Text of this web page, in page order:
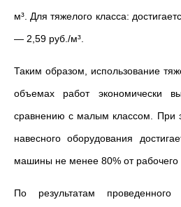
м³. Для тяжелого класса:
— 2,59 руб./м³.
Таким образом, использование
объемах работ экономически
сравнению с малым классом. При
навесного оборудования
машины не менее 80% от рабочего
По результатам проведенного